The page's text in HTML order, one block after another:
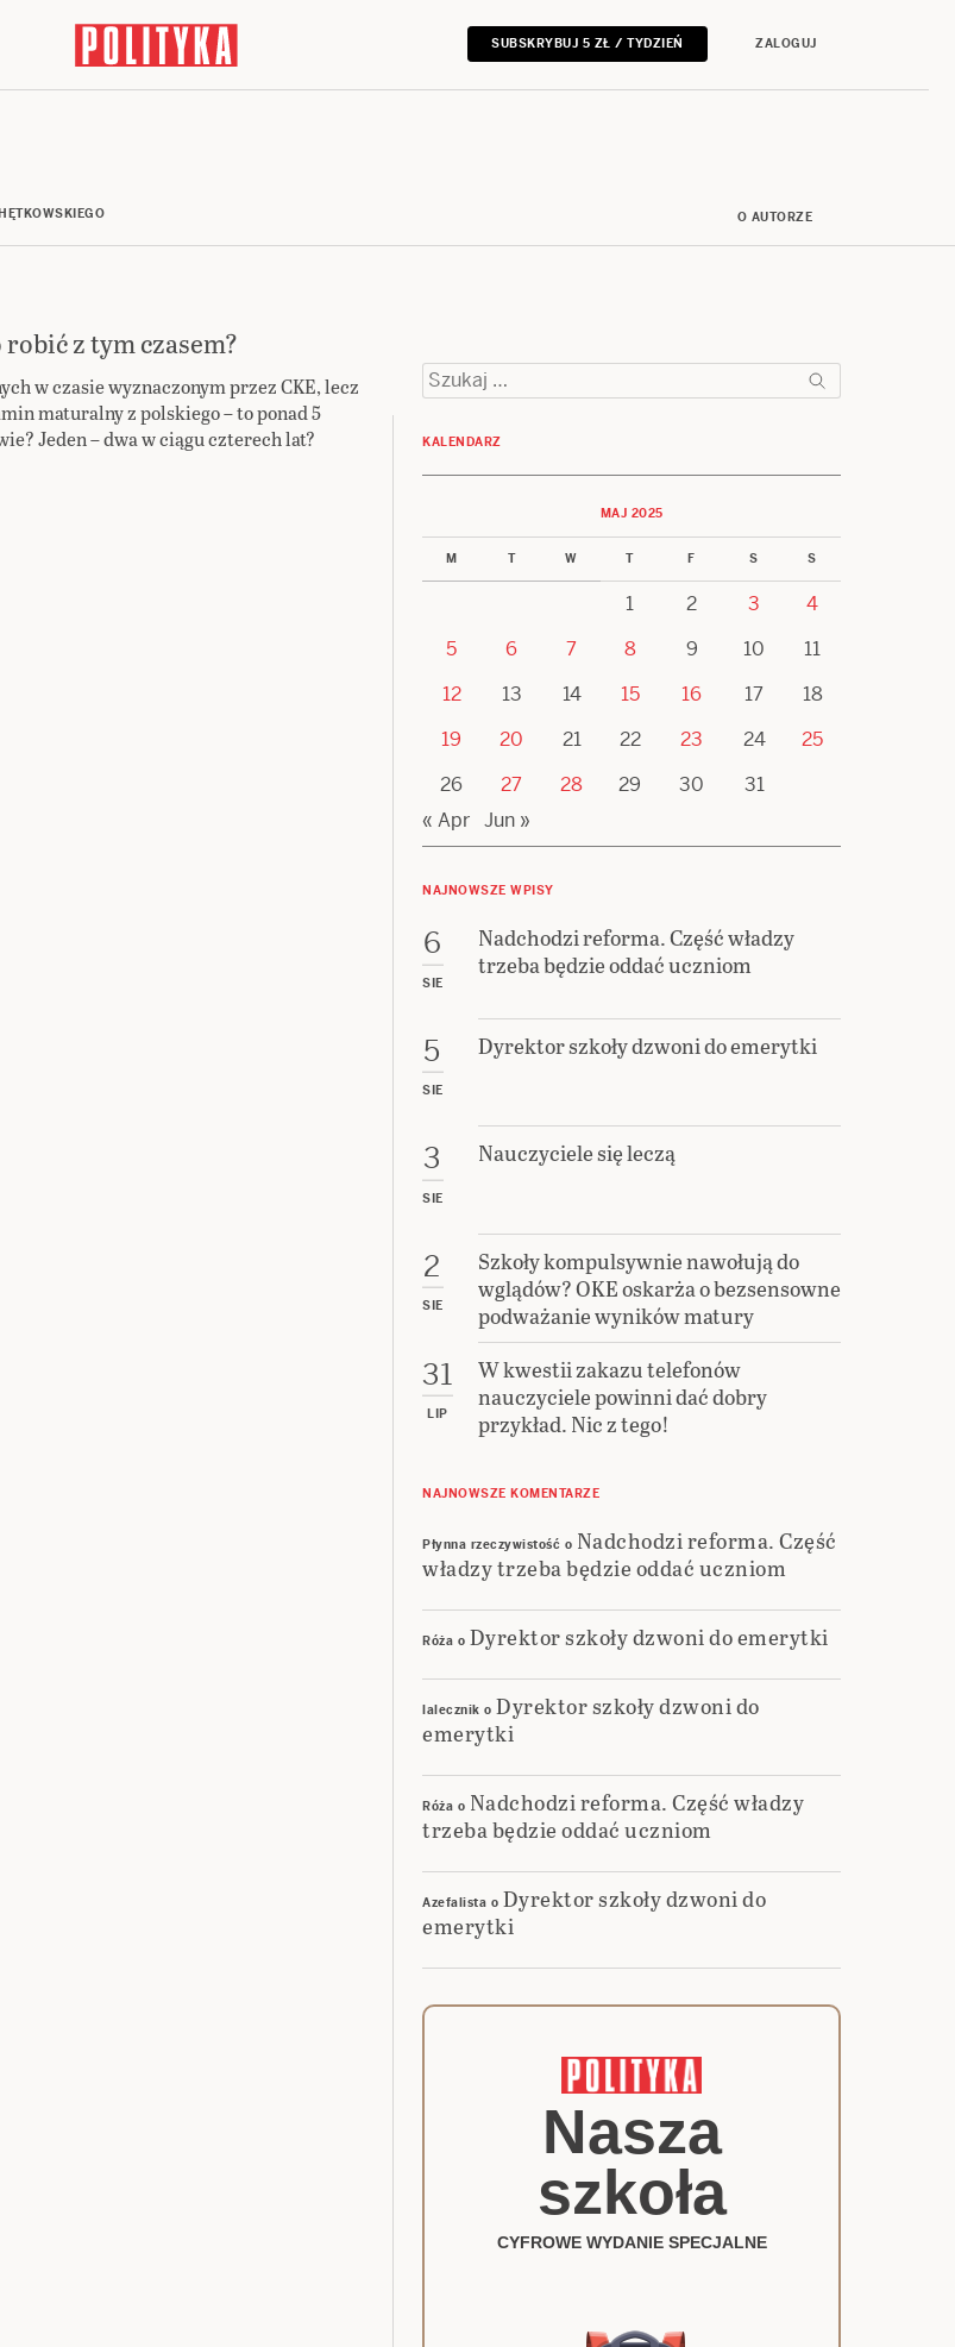
SUBSKRYBUJ 5 ZŁ / TYDZIEŃ ZALOGUJ
O AUTORZE
z tym czasem?
w czasie wyznaczonym przez CKE, lecz
maturalny z polskiego – to ponad 5
Jeden – dwa w ciągu czterech lat?
Szukaj:
KALENDARZ
MAJ 2025
M T W T F S S
1 2 3
4
5
6 7 8 9 10
11
12
13 14 15 16 17
18
19
20 21 22 23 24
25
26
27 28 29 30
31
« Apr Jun »
NAJNOWSZE WPISY
6
SIE
Nadchodzi reforma. Część władzy
trzeba będzie oddać uczniom
5
SIE
Dyrektor szkoły dzwoni do emerytki
3
SIE
Nauczyciele się leczą
2
SIE
Szkoły kompulsywnie nawołują do
wglądów? OKE oskarża o bezsensowne
podważanie wyników matury
31
LIP
W kwestii zakazu telefonów
nauczyciele powinni dać dobry
przykład. Nic z tego!
NAJNOWSZE KOMENTARZE
Płynna rzeczywistość o Nadchodzi reforma. Część
władzy trzeba będzie oddać uczniom
Róża o Dyrektor szkoły dzwoni do emerytki
lalecznik o Dyrektor szkoły dzwoni do
emerytki
Róża o Nadchodzi reforma. Część władzy
trzeba będzie oddać uczniom
Azefalista o Dyrektor szkoły dzwoni do
emerytki
Nasza
szkoła
CYFROWE WYDANIE SPECJALNE